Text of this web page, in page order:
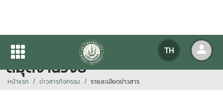
TH
ปรับปรุงสถานที่การให้บริการห้อง
สมุดงานวิจัย
หน้าแรก ข่าวสารกิจกรรม รายละเอียดข่าวสาร